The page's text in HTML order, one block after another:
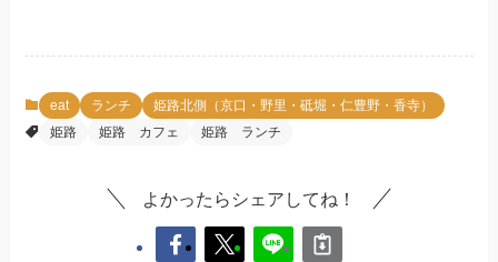
eat ランチ
姫路北側（京口・野里・砥堀・仁豊野・香寺）
姫路
姫路 カフェ 姫路 ランチ
よかったらシェアしてね！